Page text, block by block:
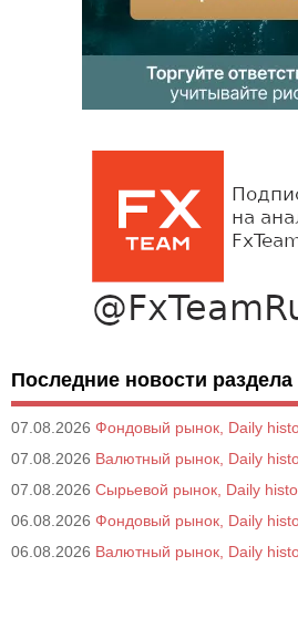
Последние новости раздела
07.08.2026 Фондовый рынок, Daily
07.08.2026 Валютный рынок, Daily
07.08.2026 Сырьевой рынок, Daily
06.08.2026 Фондовый рынок, Daily
06.08.2026 Валютный рынок, Daily